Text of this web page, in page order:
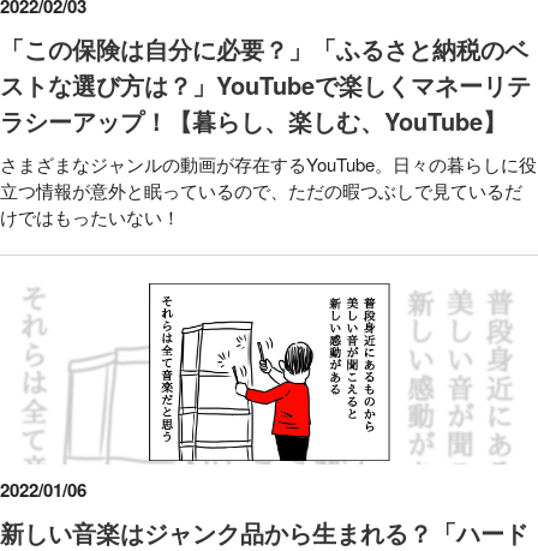
「この保険は自分に必要？」「ふるさと納税のベ
ストな選び方は？」YouTubeで楽しくマネーリテ
ラシーアップ！【暮らし、楽しむ、YouTube】
2022/02/03
さまざまなジャンルの動画が存在するYouTube。日々の暮らしに役
立つ情報が意外と眠っているので、ただの暇つぶしで見ているだ
けではもったいない！
新しい音楽はジャンク品から生まれる？「ハード
2022/01/06